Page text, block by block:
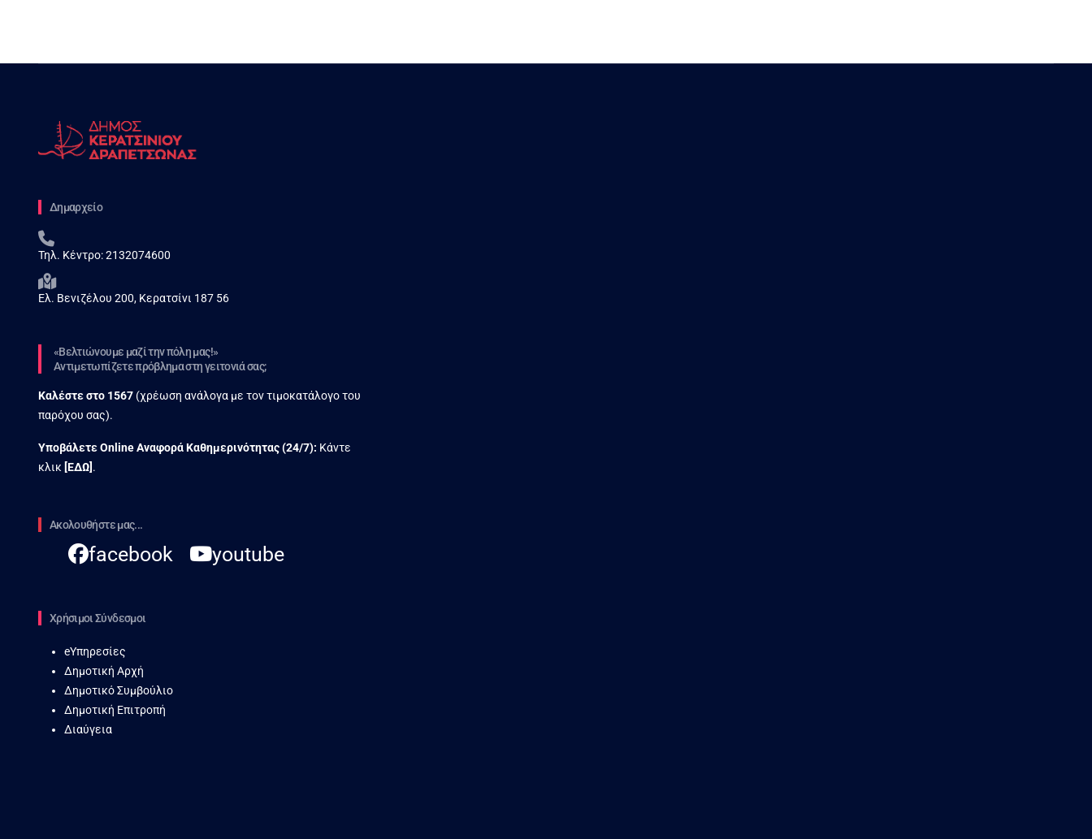
Δημαρχείο
Τηλ. Κέντρο:2132074600
Ελ. Βενιζέλου 200, Κερατσίνι 187 56
«Βελτιώνουμε μαζί την πόλη μας!»
Αντιμετωπίζετε πρόβλημα στη γειτονιά σας;
Καλέστε στο 1567 (χρέωση ανάλογα με τον τιμοκατάλογο του
παρόχου σας).
Υποβάλετε Online Αναφορά Kαθημερινότητας (24/7): Κάντε
κλικ [ΕΔΩ] .
Ακολουθήστε μας...
facebook youtube
Χρήσιμοι Σύνδεσμοι
eΥπηρεσίες
Δημοτική Αρχή
Δημοτικό Συμβούλιο
Δημοτική Επιτροπή
Διαύγεια